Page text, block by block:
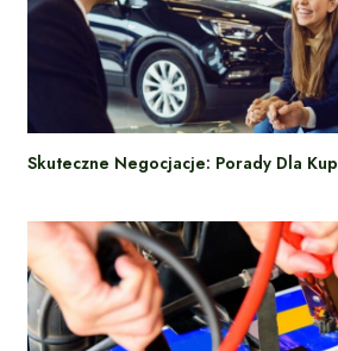
Skuteczne Negocjacje: Porady Dla